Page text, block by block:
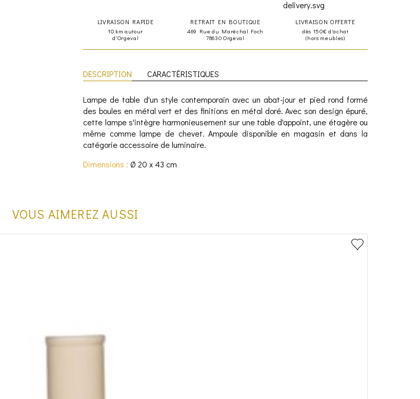
LIVRAISON RAPIDE
10 km autour
d'Orgeval
RETRAIT EN BOUTIQUE
469 Rue du Maréchal Foch
78630 Orgeval
LIVRAISON OFFERTE
dès 150€ d'achat
(hors meubles)
DESCRIPTION CARACTÉRISTIQUES
Lampe de table d'un style contemporain avec un abat-jour et pied rond formé
des boules en métal vert et des finitions en métal doré. Avec son design épuré,
cette lampe s'intègre harmonieusement sur une table d'appoint, une étagère ou
même comme lampe de chevet. Ampoule disponible en magasin et dans la
catégorie accessoire de luminaire.
Dimensions : Ø 20 x 43 cm
VOUS AIMEREZ AUSSI